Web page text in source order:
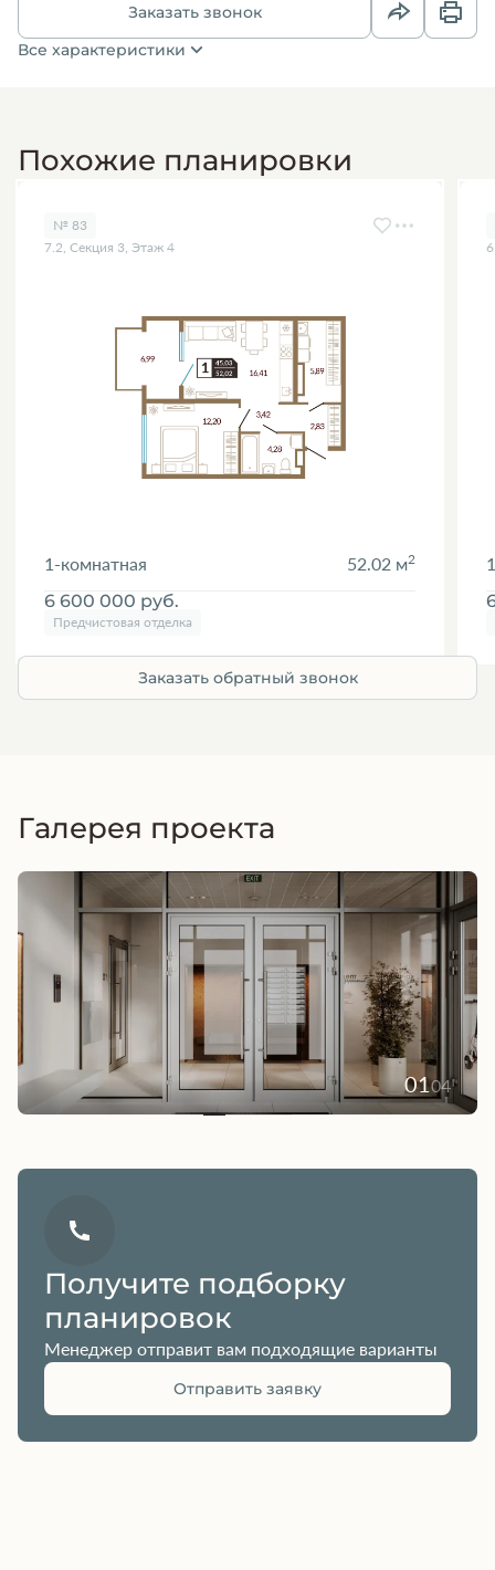
Заказать звонок
Все характеристики
Похожие планировки
№ 83
7.2, Секция 3, Этаж 4
1-комнатная 52.02 м2
6 600 000 руб.
Предчистовая отделка
Заказать обратный звонок
Галерея проекта
0104
Получите подборку
планировок
Менеджер отправит вам подходящие варианты
Отправить заявку